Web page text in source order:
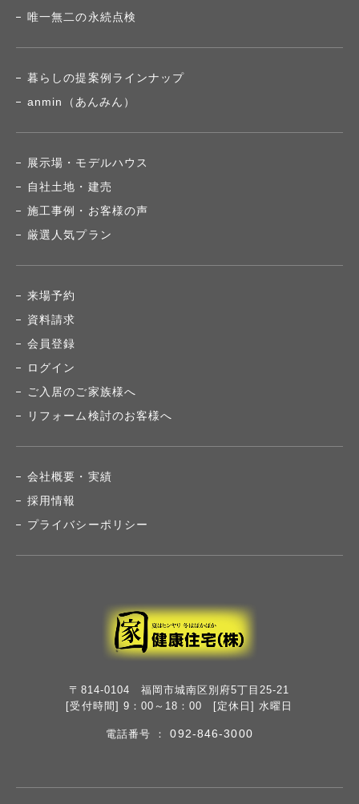
唯一無二の永続点検
暮らしの提案例ラインナップ
anmin（あんみん）
展示場・モデルハウス
自社土地・建売
施工事例・お客様の声
厳選人気プラン
来場予約
資料請求
会員登録
ログイン
ご入居のご家族様へ
リフォーム検討のお客様へ
会社概要・実績
採用情報
プライバシーポリシー
〒814-0104 福岡市城南区別府5丁目25-21
[受付時間] 9：00～18：00 [定休日] 水曜日
電話番号 ：092-846-3000